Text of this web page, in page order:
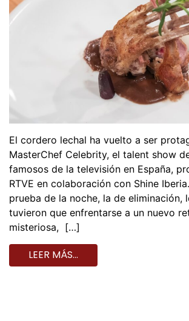
El cordero lechal ha vuelto a ser
MasterChef Celebrity, el talent show
famosos de la televisión en España,
RTVE en colaboración con Shine
prueba de la noche, la de eliminación,
tuvieron que enfrentarse a un nuevo
misteriosa, […]
LEER MÁS…